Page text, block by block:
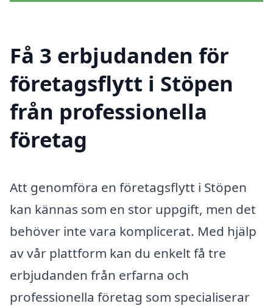
Få 3 erbjudanden för
företagsflytt i Stöpen
från professionella
företag
Att genomföra en företagsflytt i Stöpen
kan kännas som en stor uppgift, men det
behöver inte vara komplicerat. Med hjälp
av vår plattform kan du enkelt få tre
erbjudanden från erfarna och
professionella företag som specialiserar